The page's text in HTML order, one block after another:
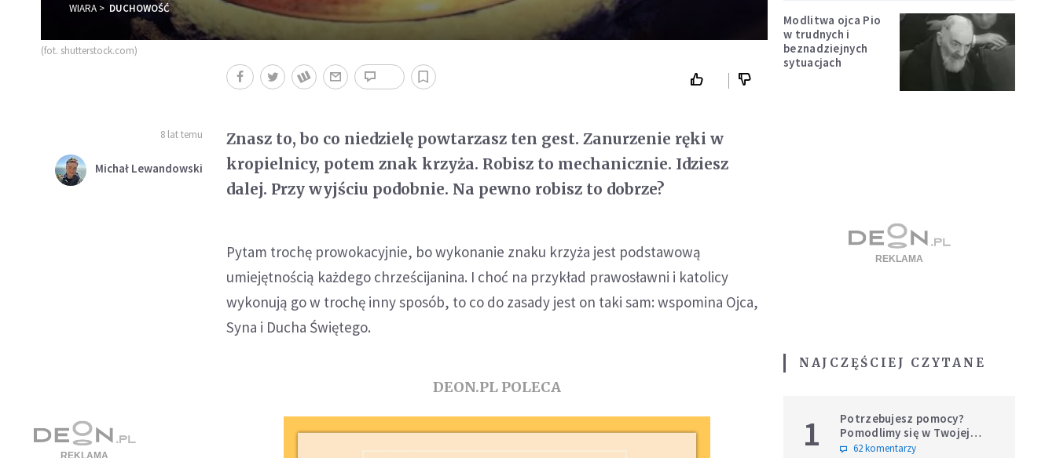
WIARA DUCHOWOŚĆ
(fot. shutterstock.com)
8 lat temu
Michał Lewandowski
Znasz to, bo co niedzielę powtarzasz ten gest. Zanurzenie ręki w
kropielnicy, potem znak krzyża. Robisz to mechanicznie. Idziesz
dalej. Przy wyjściu podobnie. Na pewno robisz to dobrze?
Pytam trochę prowokacyjnie, bo wykonanie znaku krzyża jest podstawową
umiejętnością każdego chrześcijanina. I choć na przykład prawosławni i katolicy
wykonują go w trochę inny sposób, to co do zasady jest on taki sam: wspomina Ojca,
Syna i Ducha Świętego.
DEON.PL POLECA
Modlitwa ojca Pio
w trudnych i
beznadziejnych
sytuacjach
NAJCZĘŚCIEJ CZYTANE
1
Potrzebujesz pomocy?
Pomodlimy się w Twojej
intencji
62 komentarzy